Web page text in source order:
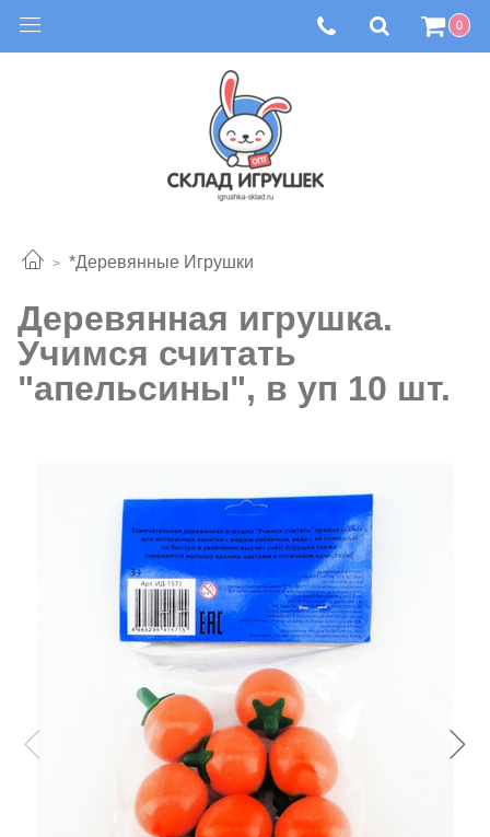
0
*Деревянные Игрушки
Деревянная игрушка.
Учимся считать
"апельсины", в уп 10 шт.